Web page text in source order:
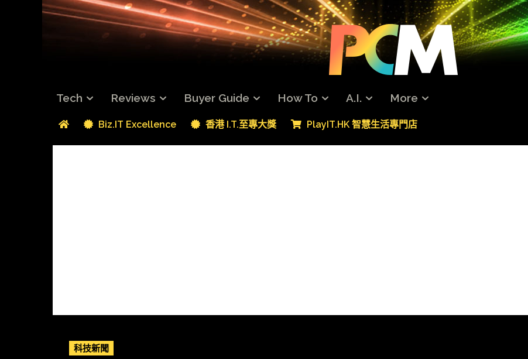
Tech Reviews Buyer Guide How To A.I. More
Biz.IT Excellence 香港 I.T.至專大獎 PlayIT.HK 智慧生活專門店
科技新聞